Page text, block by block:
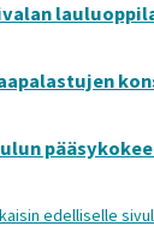
edelliselle